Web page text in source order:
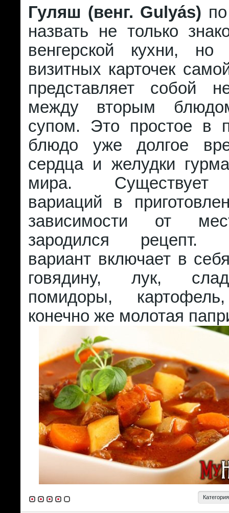
Гуляш (венг. Gulyás)
назвать не только
венгерской кухни,
визитных карточек
представляет собой
между вторым
супом. Это простое в
блюдо уже долгое
сердца и желудки
мира. Существует
вариаций в
зависимости от
зародился рецепт.
вариант включает в
говядину, лук,
помидоры,
конечно же молотая